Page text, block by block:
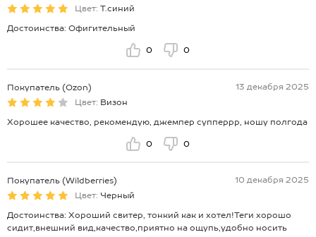
Цвет: Т.синий
Достоинства: Офигительный
0 0
Покупатель (Ozon)
13 декабря 2025
Цвет: Визон
Хорошее качество, рекомендую, джемпер супперрр, ношу полгода
0 0
Покупатель (Wildberries)
10 декабря 2025
Цвет: Черный
Достоинства: Хороший свитер, тонкий как и хотел!Теги хорошо
сидит,внешний вид,качество,приятно на ощупь,удобно носить